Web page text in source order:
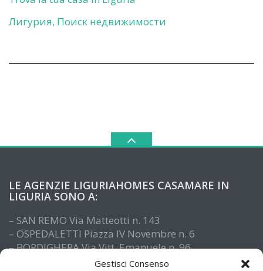
Gestisci Consenso
Лигурия, Поиск недвижимости
LE AGENZIE LIGURIAHOMES CASAMARE IN
LIGURIA SONO A:
– SAN REMO Via Matteotti n. 143
– OSPEDALETTI Piazza IV Novembre n. 6
– BORDIGHERA Via Vitt. Emanuele n. 96
– IMPERIA Piazza De Amicis n. 15